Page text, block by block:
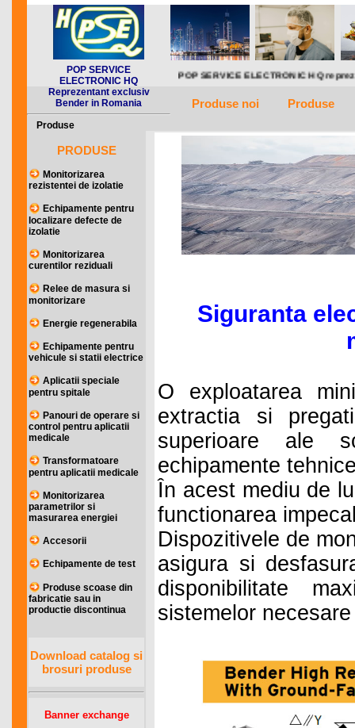
POP SERVICE
ELECTRONIC HQPOP SERVICE ELECTRONIC HQ reprezentant
Reprezentant exclusiv
Bender in Romania
Produse noi Produse
Produse
PRODUSE
Monitorizarea
rezistentei de izolatie
Echipamente pentru
localizare defecte de
izolatie
Monitorizarea
curentilor reziduali
Relee de masura si
monitorizare
Energie regenerabila
Echipamente pentru
vehicule si statii electrice
Aplicatii speciale
pentru spitale
Panouri de operare si
control pentru aplicatii
medicale
Transformatoare
pentru aplicatii medicale
Monitorizarea
parametrilor si
masurarea energiei
Accesorii
Echipamente de test
Produse scoase din
fabricatie sau in
productie discontinua
Download catalog si
brosuri produse
Banner exchange
Siguranta
O exploatarea
extractia si
superioare ale
echipamente
În acest mediu de
functionarea
Dispozitivele de
asigura si
disponibilitate
sistemelor